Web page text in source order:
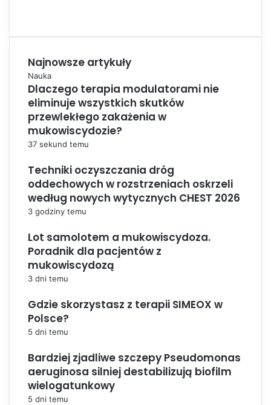
Najnowsze artykuły
Nauka
Dlaczego terapia modulatorami nie
eliminuje wszystkich skutków
przewlekłego zakażenia w
mukowiscydozie?
37 sekund temu
Techniki oczyszczania dróg
oddechowych w rozstrzeniach oskrzeli
według nowych wytycznych CHEST 2026
3 godziny temu
Lot samolotem a mukowiscydoza.
Poradnik dla pacjentów z
mukowiscydozą
3 dni temu
Gdzie skorzystasz z terapii SIMEOX w
Polsce?
5 dni temu
Bardziej zjadliwe szczepy Pseudomonas
aeruginosa silniej destabilizują biofilm
wielogatunkowy
5 dni temu